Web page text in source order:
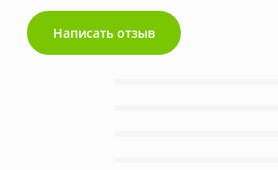
Написать отзыв